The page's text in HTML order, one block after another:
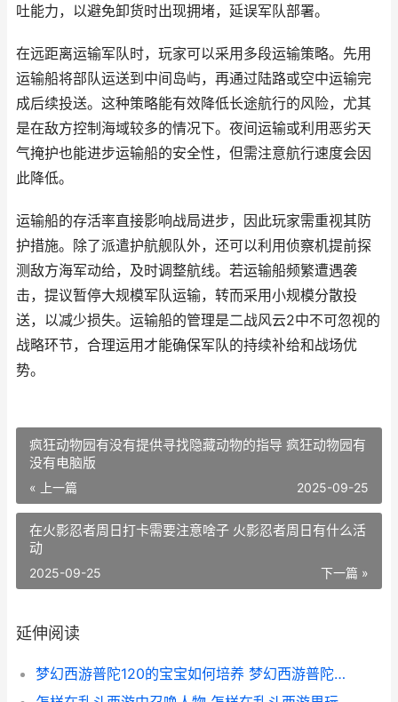
吐能力，以避免卸货时出现拥堵，延误军队部署。
在远距离运输军队时，玩家可以采用多段运输策略。先用
运输船将部队运送到中间岛屿，再通过陆路或空中运输完
成后续投送。这种策略能有效降低长途航行的风险，尤其
是在敌方控制海域较多的情况下。夜间运输或利用恶劣天
气掩护也能进步运输船的安全性，但需注意航行速度会因
此降低。
运输船的存活率直接影响战局进步，因此玩家需重视其防
护措施。除了派遣护航舰队外，还可以利用侦察机提前探
测敌方海军动给，及时调整航线。若运输船频繁遭遇袭
击，提议暂停大规模军队运输，转而采用小规模分散投
送，以减少损失。运输船的管理是二战风云2中不可忽视的
战略环节，合理运用才能确保军队的持续补给和战场优
势。
疯狂动物园有没有提供寻找隐藏动物的指导 疯狂动物园有
没有电脑版
« 上一篇 2025-09-25
在火影忍者周日打卡需要注意啥子 火影忍者周日有什么活
动
下一篇 »
2025-09-25
延伸阅读
梦幻西游普陀120的宝宝如何培养 梦幻西游普陀129厉害吗